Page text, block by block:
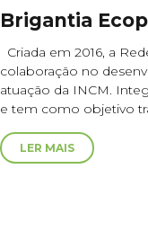
Brigantia
Criada em 2016, a
colaboração no
atuação da INCM.
e tem como objetivo
LER MAIS